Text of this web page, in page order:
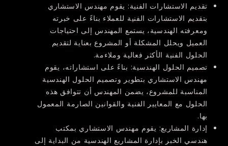
تقديم الاستشارات الفنية: يقوم مهندس الاستشاري
بتقديم الاستشارات الفنية للعملاء بناءً على خبرته
ومعرفته الهندسية، يستمع المهندس إلى احتياجات
العميل ويحلل المشكلة أو المشروع بعناية لتقديم
الحلول الفنية الأكثر فعالية وملاءمة.
تصميم الحلول الهندسية: بناءً على استشاراته، يقوم
مهندس الاستشاري بتطوير وتصميم الحلول الهندسية
المناسبة للمشروع، يضمن المهندس أن تتوافق هذه
الحلول مع المعايير الفنية والقوانين الصارمة المعمول
بها.
إدارة المشاريع: يقوم مهندس الاستشاري بمكتب
هندسي الخبر بإدارة المشاريع الهندسية من البداية إلى